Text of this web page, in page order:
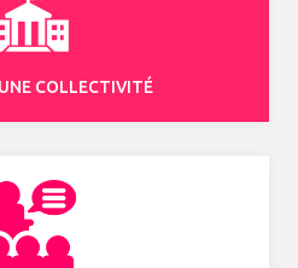
COLLECTIVITÉ